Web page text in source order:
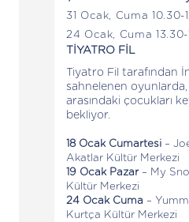
31 Ocak, Cuma 10.30-
24 Ocak, Cuma 13.30-
TİYATRO FİL
Tiyatro Fil tarafından
sahnelenen
arasındaki çocukları
bekliyor.
18 Ocak Cumartesi –
Akatlar Kültür Merkezi
19 Ocak Pazar– My
Kültür Merkezi
24 Ocak Cuma –
Kurtça Kültür Merkezi